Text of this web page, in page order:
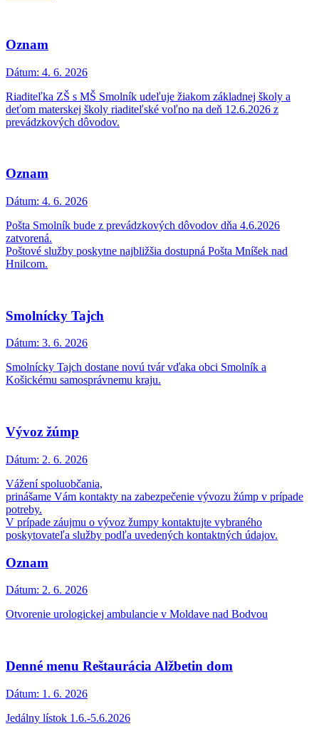
Oznam
Dátum: 4. 6. 2026
Riaditeľka ZŠ s MŠ Smolník udeľuje žiakom základnej školy a
deťom materskej školy riaditeľské voľno na deň 12.6.2026 z
prevádzkových dôvodov.
Oznam
Dátum: 4. 6. 2026
Pošta Smolník bude z prevádzkových dôvodov dňa 4.6.2026
zatvorená.
Poštové služby poskytne najbližšia dostupná Pošta Mníšek nad
Hnilcom.
Smolnícky Tajch
Dátum: 3. 6. 2026
Smolnícky Tajch dostane novú tvár vďaka obci Smolník a
Košickému samosprávnemu kraju.
Vývoz žúmp
Dátum: 2. 6. 2026
Vážení spoluobčania,
prinášame Vám kontakty na zabezpečenie vývozu žúmp v prípade
potreby.
V prípade záujmu o vývoz žumpy kontaktujte vybraného
poskytovateľa služby podľa uvedených kontaktných údajov.
Oznam
Dátum: 2. 6. 2026
Otvorenie urologickej ambulancie v Moldave nad Bodvou
Denné menu Reštaurácia Alžbetin dom
Dátum: 1. 6. 2026
Jedálny lístok 1.6.-5.6.2026